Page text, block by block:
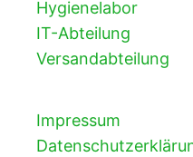
Hygienelabor
IT-Abteilung
Versandabteilung
Impressum